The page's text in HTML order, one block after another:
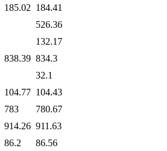
185.02 184.41
526.36
132.17
838.39 834.3
32.1
104.77 104.43
783
780.67
914.26 911.63
86.2
86.56